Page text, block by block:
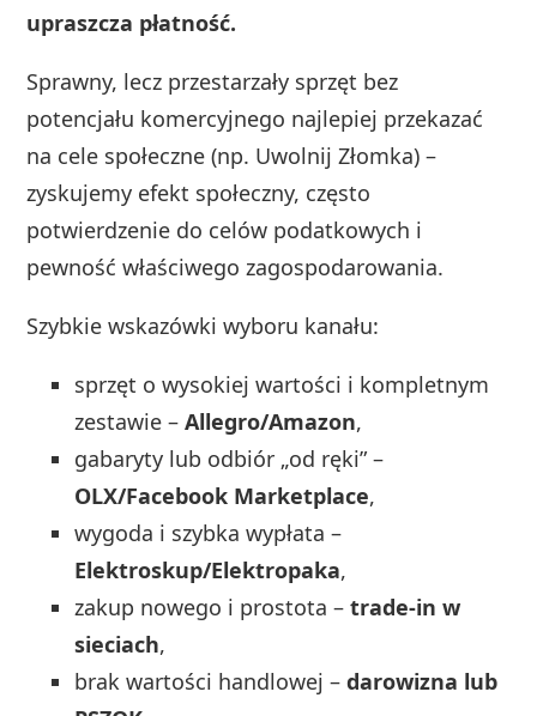
upraszcza płatność.
Sprawny, lecz przestarzały sprzęt bez
potencjału komercyjnego najlepiej przekazać
na cele społeczne (np. Uwolnij Złomka) –
zyskujemy efekt społeczny, często
potwierdzenie do celów podatkowych i
pewność właściwego zagospodarowania.
Szybkie wskazówki wyboru kanału:
sprzęt o wysokiej wartości i kompletnym
zestawie –Allegro/Amazon,
gabaryty lub odbiór „od ręki” –
OLX/Facebook Marketplace,
wygoda i szybka wypłata –
Elektroskup/Elektropaka,
zakup nowego i prostota –trade‑in w
sieciach,
brak wartości handlowej –darowizna lub